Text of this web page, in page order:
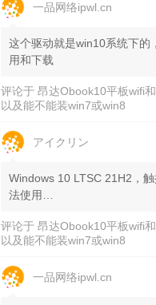
一品网络ipwl.cn
这个驱动就是win10系统下的
用和下载
评论于昂达Obook10平板wifi
以及能不能装win7或win8
アイクリン
Windows 10 LTSC 21H2，
法使用…
评论于昂达Obook10平板wifi
以及能不能装win7或win8
一品网络ipwl.cn